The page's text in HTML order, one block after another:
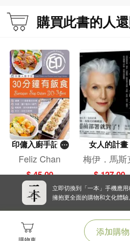
添加購
購買此書的人
印傭入廚手記:3
0分鐘有飯食
Feliz Chan
$ 45.00
女人的計畫
梅伊．馬斯
$ 127.00
立即切換到「一本」手機應用
擁抱更全面的購物和文化體驗。